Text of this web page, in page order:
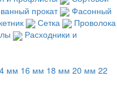
прокат
Фасонный
Сетка
Проволока
Расходники и
мм 16 мм 18 мм 20 мм 22